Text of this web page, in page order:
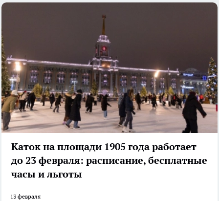
Каток на площади 1905 года работает
до 23 февраля: расписание, бесплатные
часы и льготы
13 февраля